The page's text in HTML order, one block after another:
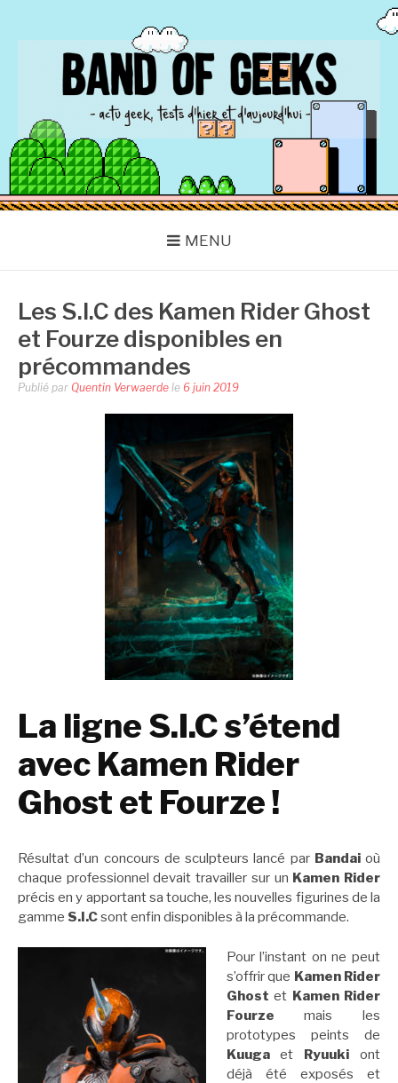
BAND OF GEEKS
Actu Geek d'hier et d'aujourd'hui
MENU
Les S.I.C des Kamen Rider Ghost
et Fourze disponibles en
précommandes
Publié par Quentin Verwaerde le 6 juin 2019
La ligne S.I.C s’étend
avec Kamen Rider
Ghost et Fourze !
Résultat d’un concours de sculpteurs lancé par Bandaioù
chaque professionnel devait travailler sur un Kamen Rider
précis en y apportant sa touche, les nouvelles figurines de la
gamme S.I.Csont enfin disponibles à la précommande.
Pour l’instant on ne peut
s’offrir que Kamen Rider
Ghost et Kamen Rider
Fourze mais les
prototypes peints de
Kuugaet Ryuuki ont
déjà été exposés et